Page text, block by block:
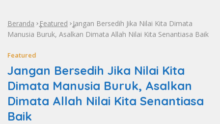
Beranda »Featured »Jangan Bersedih Jika Nilai Kita Dimata
Manusia Buruk, Asalkan Dimata Allah Nilai Kita Senantiasa Baik
Featured
Jangan Bersedih Jika Nilai Kita
Dimata Manusia Buruk, Asalkan
Dimata Allah Nilai Kita Senantiasa
Baik